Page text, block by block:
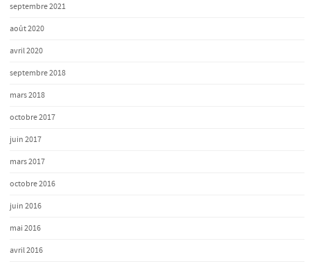
septembre 2021
août 2020
avril 2020
septembre 2018
mars 2018
octobre 2017
juin 2017
mars 2017
octobre 2016
juin 2016
mai 2016
avril 2016